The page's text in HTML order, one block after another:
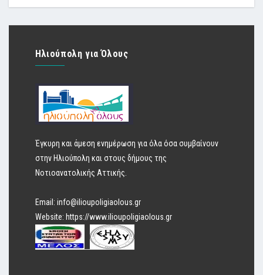
Ηλιούπολη για Όλους
Έγκυρη και άμεση ενημέρωση για όλα όσα συμβαίνουν
στην Ηλιούπολη και στους δήμους της
Νοτιοανατολικής Αττικής.
Email: info@ilioupoligiaolous.gr
Website: https://www.ilioupoligiaolous.gr